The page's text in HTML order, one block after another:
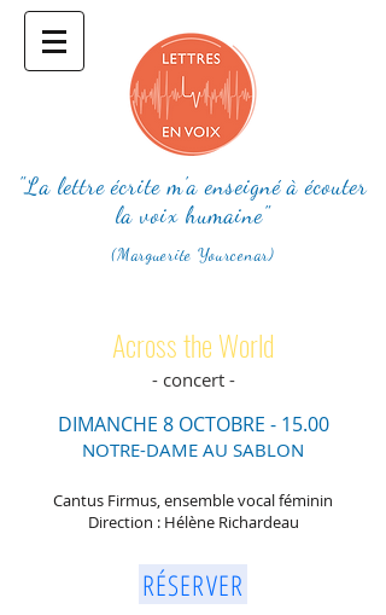
"La lettre écrite m'a enseigné à écouter
la voix humaine"
(Marguerite Yourcenar)
Across the World
- concert -
DIMANCHE 8 OCTOBRE - 15.00
NOTRE-DAME AU SABLON
Cantus Firmus, ensemble vocal féminin
Direction : Hélène Richardeau
RÉSERVER